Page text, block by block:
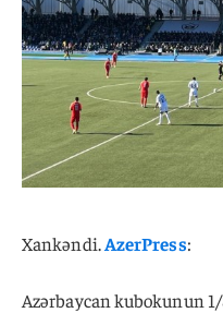
Xankəndi.AzerPress:
Azərbaycan kubokunun